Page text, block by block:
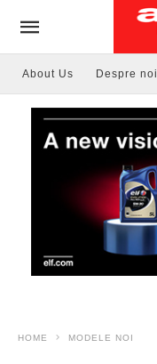
About Us Despre noi
HOME MODELE NOI